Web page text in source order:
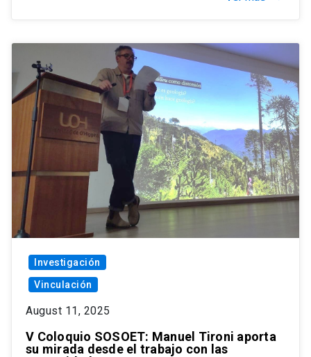
Investigación
Vinculación
August 11, 2025
V Coloquio SOSOET: Manuel Tironi aporta
su mirada desde el trabajo con las